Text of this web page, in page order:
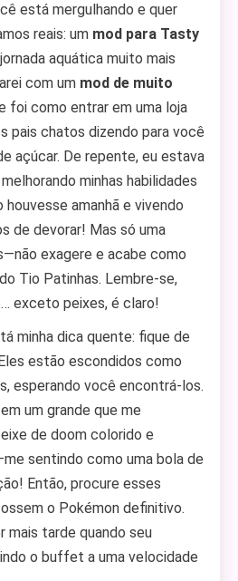
está mergulhando e quer
reais: um mod para Tasty
aquática muito mais
com um mod de muito
foi como entrar em uma loja
pais chatos dizendo para você
açúcar. De repente, eu estava
minhas habilidades
amanhã e vivendo
de devorar! Mas só uma
exagere e acabe como
Tio Patinhas. Lembre-se,
exceto peixes, é claro!
minha dica quente: fique de
estão escondidos como
esperando você encontrá-los.
um grande que me
de doom colorido e
sentindo como uma bola de
Então, procure esses
o Pokémon definitivo.
mais tarde quando seu
o buffet a uma velocidade